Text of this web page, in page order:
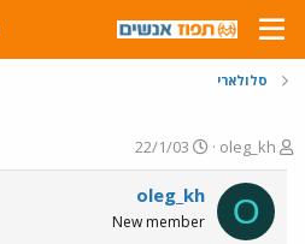
סלולארי
פ
ו
ת
ח
ה
oleg_kh
פ
ו
ר
ס
ם
22/1/03
O
oleg_kh
New member